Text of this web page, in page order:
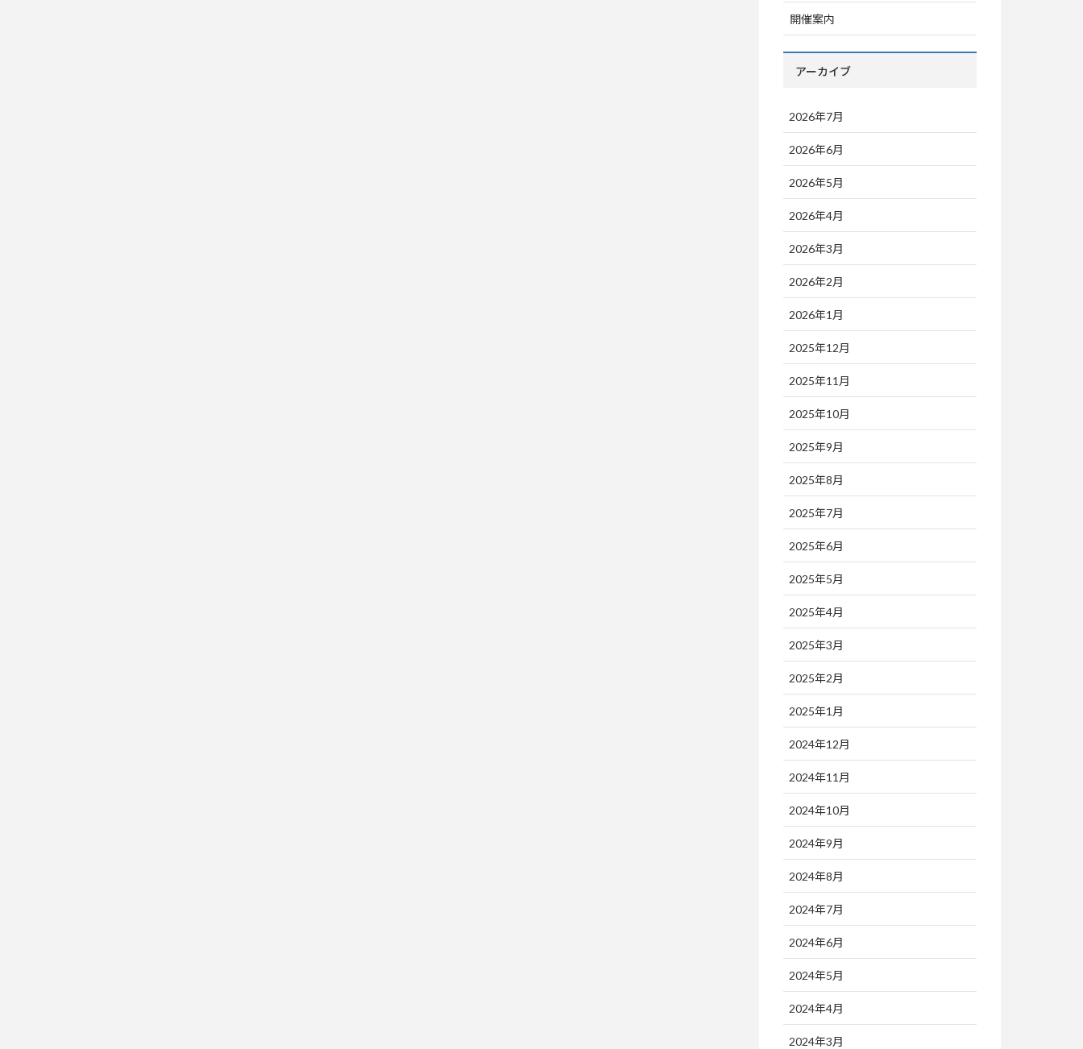
開催案内
アーカイブ
2026年7月
2026年6月
2026年5月
2026年4月
2026年3月
2026年2月
2026年1月
2025年12月
2025年11月
2025年10月
2025年9月
2025年8月
2025年7月
2025年6月
2025年5月
2025年4月
2025年3月
2025年2月
2025年1月
2024年12月
2024年11月
2024年10月
2024年9月
2024年8月
2024年7月
2024年6月
2024年5月
2024年4月
2024年3月